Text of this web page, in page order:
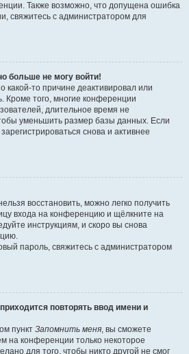
Также возможно, что допущена ошибка
свяжитесь с администратором для
больше не могу войти!
какой-то причине деактивировал или
Кроме того, многие конференции
длительное время не
уменьшить размер базы данных. Если
снова и активнее
восстановить, можно легко получить
входа на конференцию и щёлкните на
инструкциям, и скоро вы снова
пароль, свяжитесь с администратором
повторять ввод имени и
пункт Запомнить меня, вы сможете
на конференции только некоторое
для того, чтобы никто другой не смог